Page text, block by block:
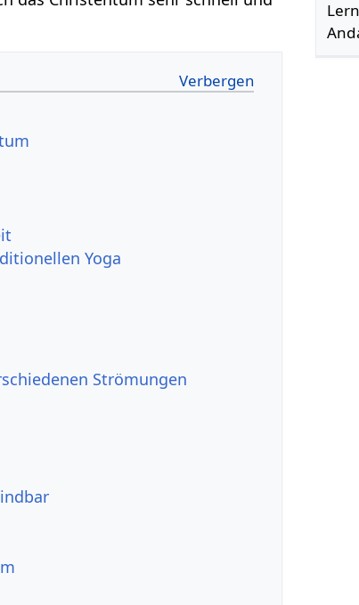
Yoga
Strömungen